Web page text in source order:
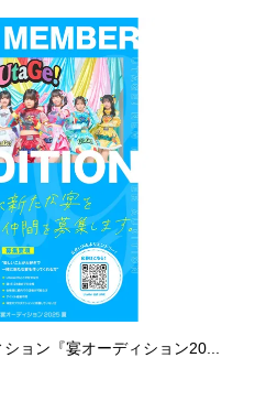
ョン『宴オーディション20...